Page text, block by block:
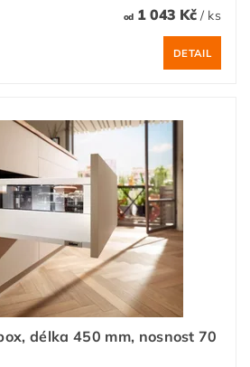
od1 043 Kč / ks
DETAIL
délka 450 mm, nosnost 70